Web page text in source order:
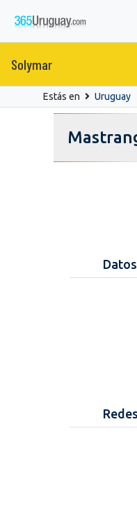
Solymar
Estás en Uruguay